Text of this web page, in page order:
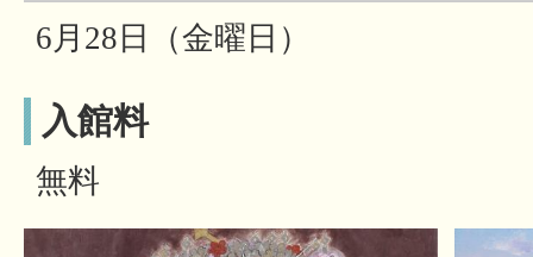
6月28日（金曜日）
入館料
無料